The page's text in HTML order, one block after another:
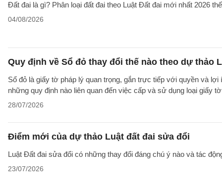
Đất đai là gì? Phân loại đất đai theo Luật Đất đai mới nhất 2026
04/08/2026
Quy định về Sổ đỏ thay đổi thế nào theo dự thảo
Sổ đỏ là giấy tờ pháp lý quan trọng, gắn trực tiếp với quyền và
những quy định nào liên quan đến việc cấp và sử dụng loại giấy
28/07/2026
Điểm mới của dự thảo Luật đất đai sửa đổi
Luật Đất đai sửa đổi có những thay đổi đáng chú ý nào và tác
23/07/2026